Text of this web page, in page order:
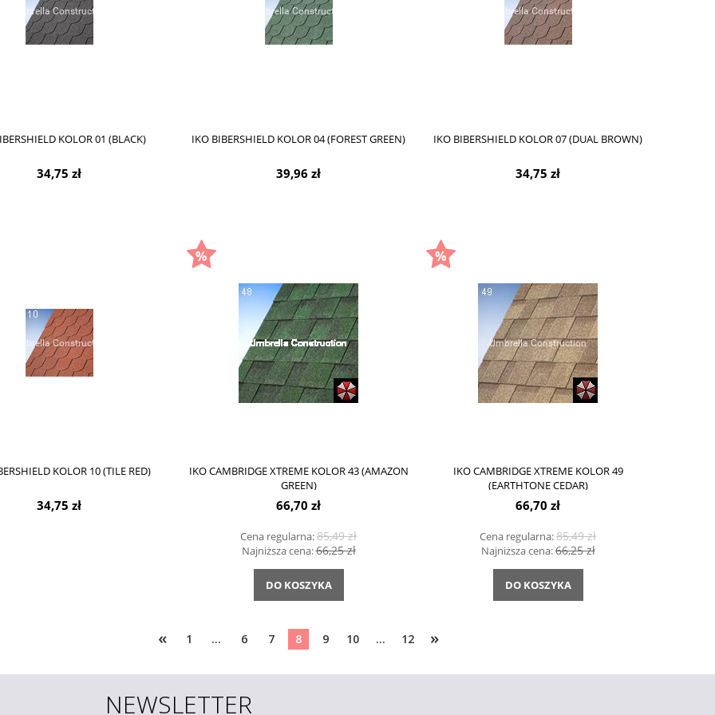
KOLOR 01 (BLACK)
34,75 zł
IKO BIBERSHIELD KOLOR 04 (FOREST GREEN)
39,96 zł
IKO BIBERSHIELD KOLOR 07 (DUAL BROWN)
34,75 zł
KOLOR 10 (TILE RED)
34,75 zł
IKO CAMBRIDGE XTREME KOLOR 43 (AMAZON
GREEN)
66,70 zł
Cena regularna:85,49 zł
Najniższa cena:66,25 zł
DO KOSZYKA
IKO CAMBRIDGE XTREME KOLOR 49
(EARTHTONE CEDAR)
66,70 zł
Cena regularna:85,49 zł
Najniższa cena:66,25 zł
DO KOSZYKA
« 1 ... 6 7 8 9 10 ... 12 »
NEWSLETTER